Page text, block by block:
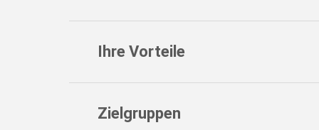
Ihre Vorteile
Zielgruppen